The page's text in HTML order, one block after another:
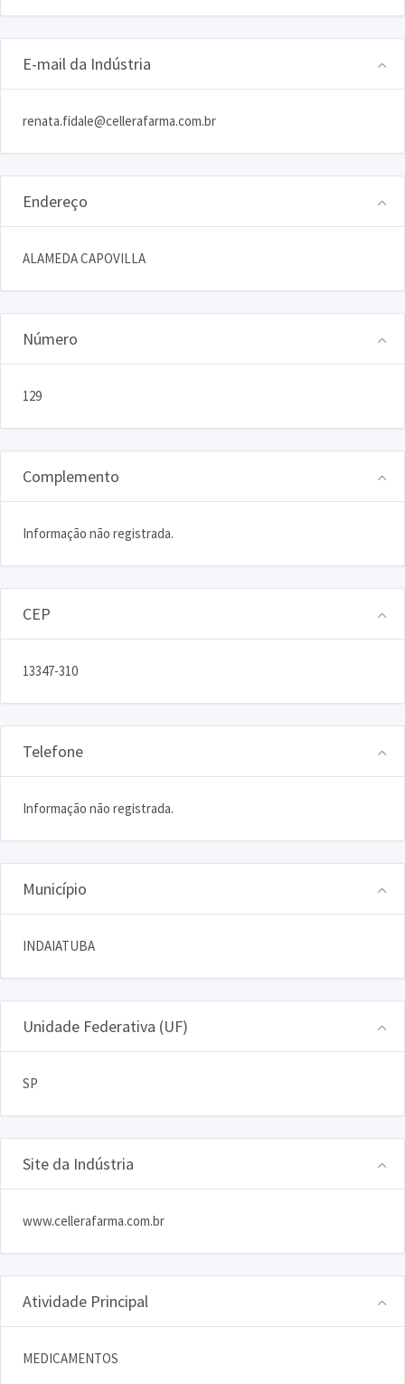
E-mail da Indústria
renata.fidale@cellerafarma.com.br
Endereço
ALAMEDA CAPOVILLA
Número
129
Complemento
Informação não registrada.
CEP
13347-310
Telefone
Informação não registrada.
Município
INDAIATUBA
Unidade Federativa (UF)
SP
Site da Indústria
www.cellerafarma.com.br
Atividade Principal
MEDICAMENTOS